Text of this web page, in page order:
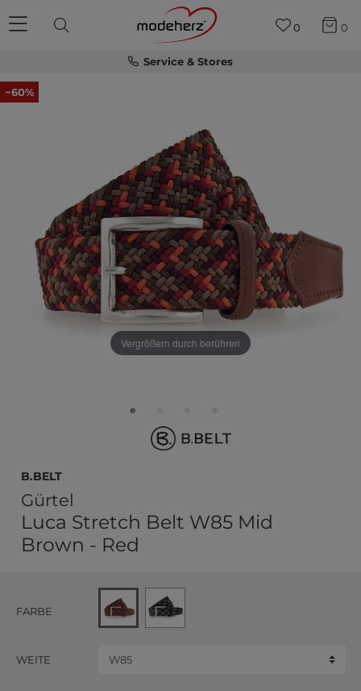
Service & Stores
0 0
−60%
Vergrößern durch berühren
b.belt
Gürtel
Luca Stretch Belt W85 Mid
Brown - Red
FARBE
WEITE